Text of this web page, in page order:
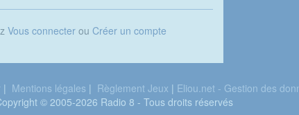
Vous connecter ouCréer un compte
| Mentions légales | Règlement Jeux | Eliou.net - Gestion des
© 2005-2026 Radio 8 - Tous droits réservés